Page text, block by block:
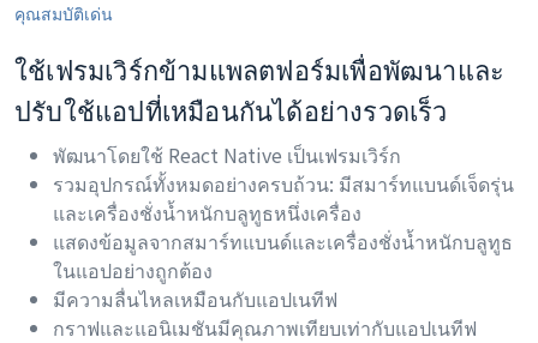
คุณสมบัติเด่น
ใช้เฟรมเวิร์กข้ามแพลตฟอร์มเพื่อพัฒนาและ
ปรับใช้แอปที่เหมือนกันได้อย่างรวดเร็ว
พัฒนาโดยใช้ React Native เป็นเฟรมเวิร์ก
รวมอุปกรณ์ทั้งหมดอย่างครบถ้วน: มีสมาร์ทแบนด์เจ็ดรุ่น
และเครื่องชั่งน้ำหนักบลูทูธหนึ่งเครื่อง
แสดงข้อมูลจากสมาร์ทแบนด์และเครื่องชั่งน้ำหนักบลูทูธ
ในแอปอย่างถูกต้อง
มีความลื่นไหลเหมือนกับแอปเนทีฟ
กราฟและแอนิเมชันมีคุณภาพเทียบเท่ากับแอปเนทีฟ